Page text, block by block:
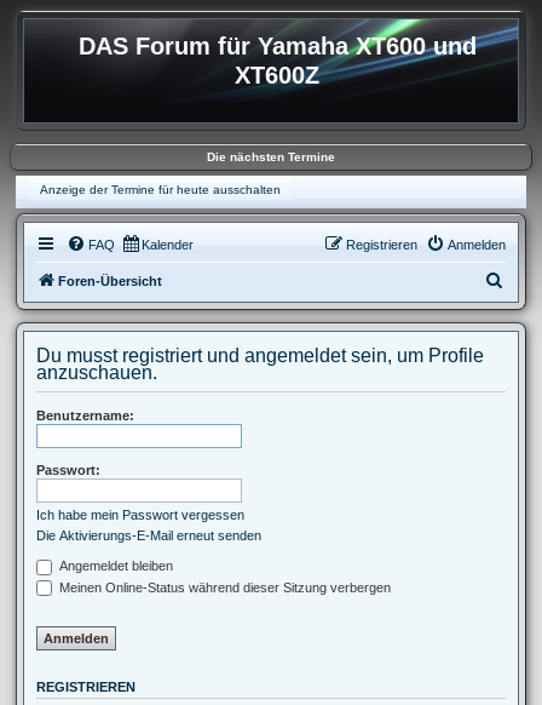
DAS Forum für Yamaha XT600 und
XT600Z
Die nächsten Termine
Anzeige der Termine für heute ausschalten
FAQ Kalender Anmelden
Registrieren
Foren-Übersicht
u
e
Du musst registriert und angemeldet sein, um Profile
anzuschauen.
Benutzername:
Passwort:
Ich habe mein Passwort vergessen
Die Aktivierungs-E-Mail erneut senden
Angemeldet bleiben
Meinen Online-Status während dieser Sitzung verbergen
REGISTRIEREN